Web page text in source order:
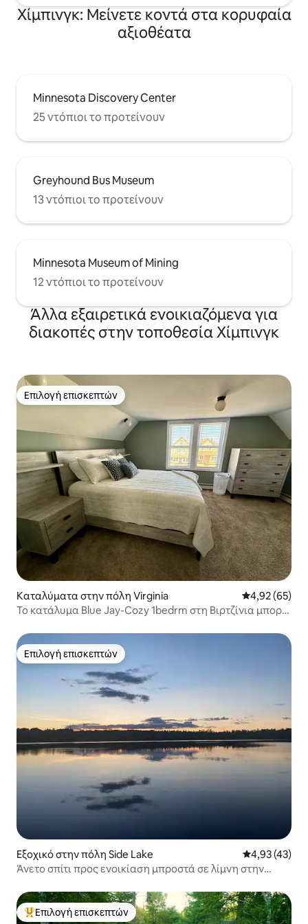
Χίμπινγκ: Μείνετε κοντά στα κορυφαία
αξιοθέατα
Minnesota Discovery Center
25 ντόπιοι το προτείνουν
Greyhound Bus Museum
13 ντόπιοι το προτείνουν
Minnesota Museum of Mining
12 ντόπιοι το προτείνουν
Άλλα εξαιρετικά ενοικιαζόμενα για
διακοπές στην τοποθεσία Χίμπινγκ
Επιλογή επισκεπτών
Επιλογή επισκεπτών
Καταλύματα στην πόλη Virginia Μέση
4,92 (65)
Το κατάλυμα Blue Jay-Cozy 1bedrm στη Βιρτζίνια μπορεί
Επιλογή επισκεπτών
Επιλογή επισκεπτών
Εξοχικό στην πόλη Side Lake Μέση
4,93 (43)
Άνετο σπίτι προς ενοικίαση μπροστά σε λίμνη στην
Κορυφαία επιλογή επισκεπτών
Επιλογή επισκεπτών